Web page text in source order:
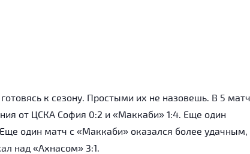
к сезону. Простыми их не назовешь. В 5
от ЦСКА София 0:2 и «Маккаби» 1:4. Еще один
один матч с «Маккаби» оказался более удачным,
над «Ахнасом» 3:1.